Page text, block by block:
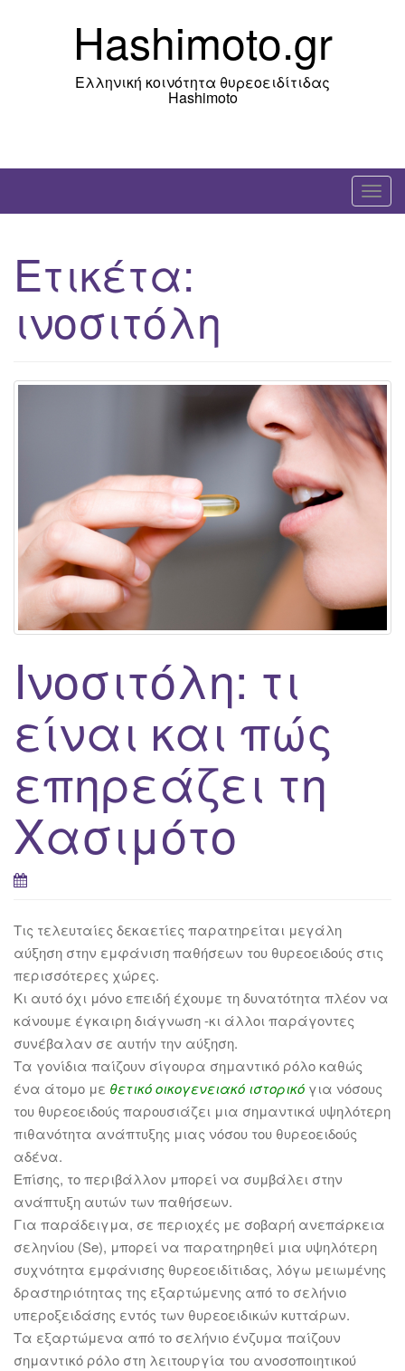
Hashimoto.gr
Ελληνική κοινότητα θυρεοειδίτιδας
Hashimoto
T
o
v
g
a
t
Ετικέτα:
ινοσιτόλη
Ινοσιτόλη: τι
είναι και πώς
επηρεάζει τη
Χασιμότο
Τις τελευταίες δεκαετίες παρατηρείται μεγάλη
αύξηση στην εμφάνιση παθήσεων του θυρεοειδούς στις
περισσότερες χώρες.
Κι αυτό όχι μόνο επειδή έχουμε τη δυνατότητα πλέον να
κάνουμε έγκαιρη διάγνωση -κι άλλοι παράγοντες
συνέβαλαν σε αυτήν την αύξηση.
Τα γονίδια παίζουν σίγουρα σημαντικό ρόλο καθώς
ένα άτομο με θετικό οικογενειακό ιστορικό για νόσους
του θυρεοειδούς παρουσιάζει μια σημαντικά υψηλότερη
πιθανότητα ανάπτυξης μιας νόσου του θυρεοειδούς
αδένα.
Επίσης, το περιβάλλον μπορεί να συμβάλει στην
ανάπτυξη αυτών των παθήσεων.
Για παράδειγμα, σε περιοχές με σοβαρή ανεπάρκεια
σεληνίου (Se), μπορεί να παρατηρηθεί μια υψηλότερη
συχνότητα εμφάνισης θυρεοειδίτιδας, λόγω μειωμένης
δραστηριότητας της εξαρτώμενης από το σελήνιο
υπεροξειδάσης εντός των θυρεοειδικών κυττάρων.
Τα εξαρτώμενα από το σελήνιο ένζυμα παίζουν
σημαντικό ρόλο στη λειτουργία του ανοσοποιητικού